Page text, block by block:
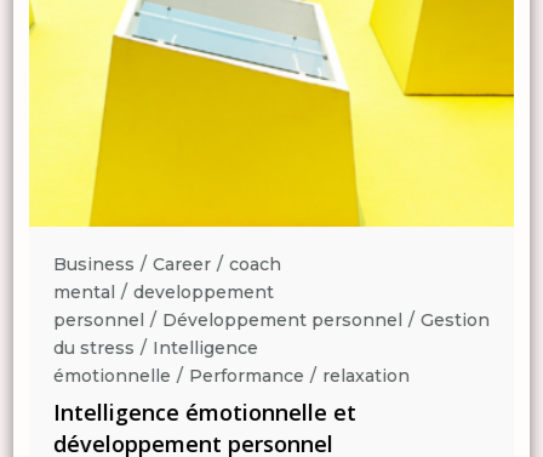
Business Career
coach
mental
developpement
personnel
Développement personnel
Gestion
du stress
Intelligence
émotionnelle
Performance relaxation
Intelligence émotionnelle et
développement personnel